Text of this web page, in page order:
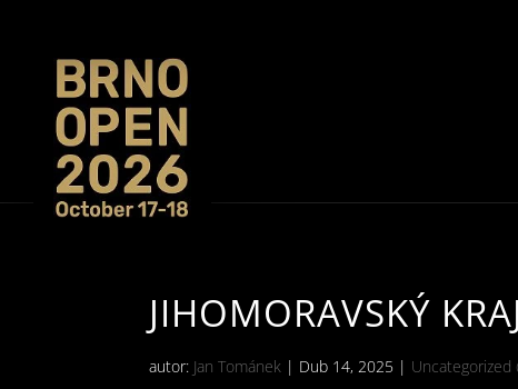
JIHOMORAVSKÝ
autor: Jan Tománek | Dub 14, 2025 | Uncategorized